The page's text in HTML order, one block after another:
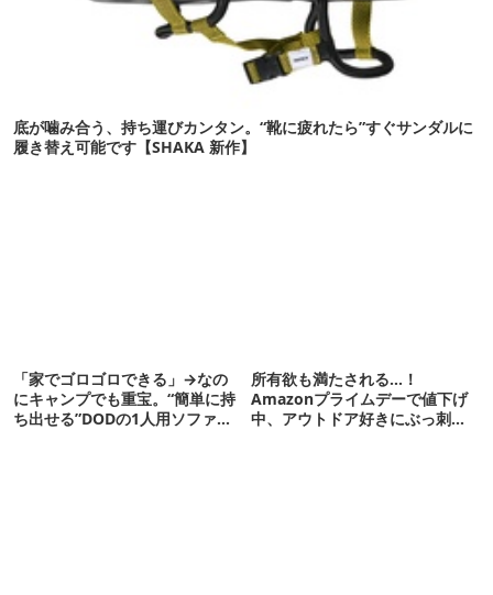
底が噛み合う、持ち運びカンタン。“靴に疲れたら”すぐサンダルに
履き替え可能です【SHAKA 新作】
「家でゴロゴロできる」→なの
にキャンプでも重宝。“簡単に持
ち出せる”DODの1人用ソファが
所有欲も満たされる…！
Amazonプライムデーで値下げ
中、アウトドア好きにぶっ刺さ